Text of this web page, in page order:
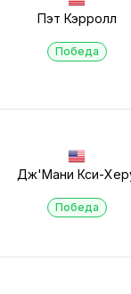
Пэт Кэрролл
Победа
Дж'Мани Кси-
Победа